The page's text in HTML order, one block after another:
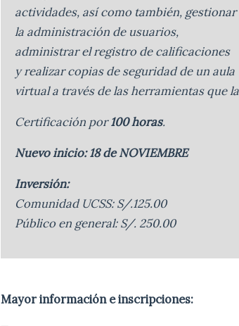
actividades, así como también, gestionar
la administración de usuarios,
administrar el registro de calificaciones
y realizar copias de seguridad de un aula
virtual a través de las herramientas que
Certificación por100 horas.
Nuevo inicio: 18 de NOVIEMBRE
Inversión:
Comunidad UCSS: S/.125.00
Público en general: S/. 250.00
Mayor información e inscripciones: